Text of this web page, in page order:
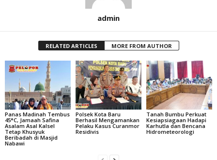
admin
RELATED ARTICLES MORE FROM AUTHOR
Panas Madinah Tembus
45°C, Jamaah Safina
Asalam Asal Kalsel
Tetap Khusyuk
Beribadah di Masjid
Nabawi
Polsek Kota Baru
Berhasil Mengamankan
Pelaku Kasus Curanmor
Residivis
Tanah Bumbu Perkuat
Kesiapsiagaan Hadapi
Karhutla dan Bencana
Hidrometeorologi